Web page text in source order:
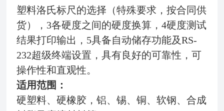
塑料洛氏标尺的选择（特殊要求，按合同供
货），3各硬度之间的硬度换算，4硬度测试
结果打印输出，5具备自动储存功能及RS-
232超级终端设置，具有良好的可靠性，可
操作性和直观性。
适用范围 ：
硬塑料、硬橡胶，铝、锡、铜、软钢、合成